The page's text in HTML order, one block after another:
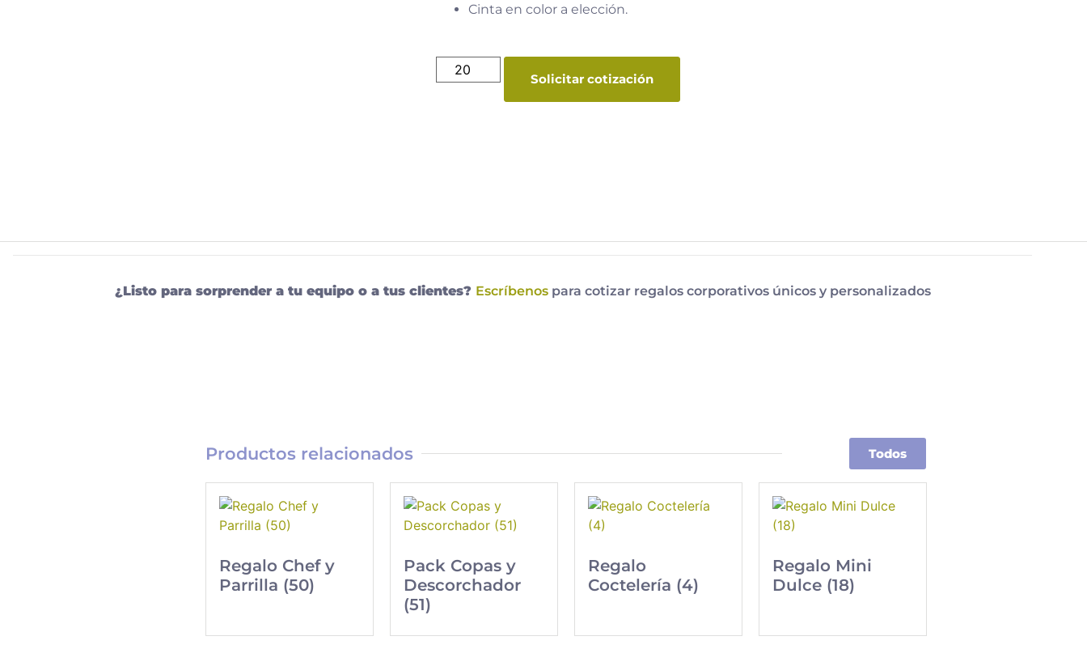
Cinta en color a elección.
Solicitar cotización
¿Listo para sorprender a tu equipo o a tus clientes? Escríbenospara cotizar regalos corporativos únicos y personalizados
Productos relacionados Todos
Regalo Chef y
Parrilla (50)
Pack Copas y
Descorchador
(51)
Regalo
Coctelería (4)
Regalo Mini
Dulce (18)